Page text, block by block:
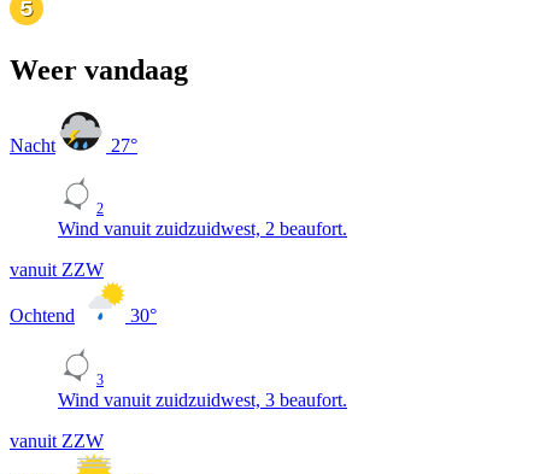
Weer vandaag
Nacht 27°
2
Wind vanuit zuidzuidwest, 2 beaufort.
vanuit ZZW
Ochtend 30°
3
Wind vanuit zuidzuidwest, 3 beaufort.
vanuit ZZW